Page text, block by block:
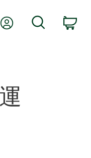
My AccountSearch